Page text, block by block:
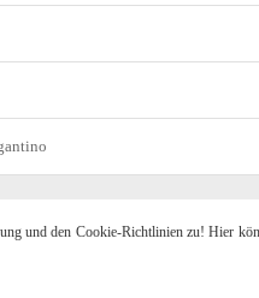
und den Cookie-Richtlinien zu! Hier